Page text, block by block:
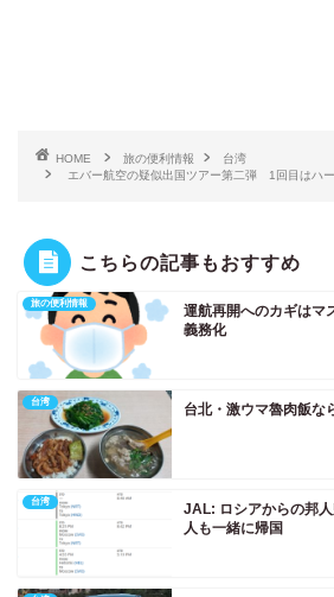
HOME 旅の便利情報
台湾
エバー航空の疑似出国ツアー第二弾 1回目はハ
こちらの記事もおすすめ
旅の便利情報
運航再開へのカギは
義務化
台湾 台北・激ウマ魯肉飯な
台湾
JAL: ロシアからの邦
人も一緒に帰国